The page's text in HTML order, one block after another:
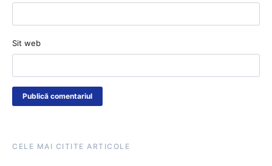
Sit web
CELE MAI CITITE ARTICOLE